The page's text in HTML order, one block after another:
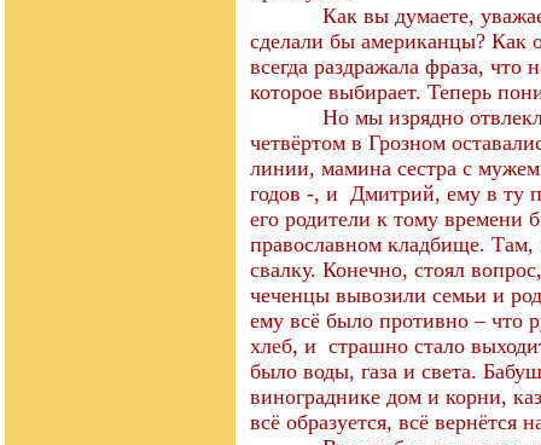
Как вы думаете,
сделали бы американцы? Как
всегда раздражала фраза, что
которое выбирает. Теперь
Но мы изрядно
четвёртом в Грозном
линии, мамина сестра с
годов -, и Дмитрий, ему в ту
его родители к тому времени
православном кладбище. Там,
свалку. Конечно, стоял
чеченцы вывозили семьи и
ему всё было противно – что
хлеб, и страшно стало
было воды, газа и света.
винограднике дом и корни,
всё образуется, всё вернётся